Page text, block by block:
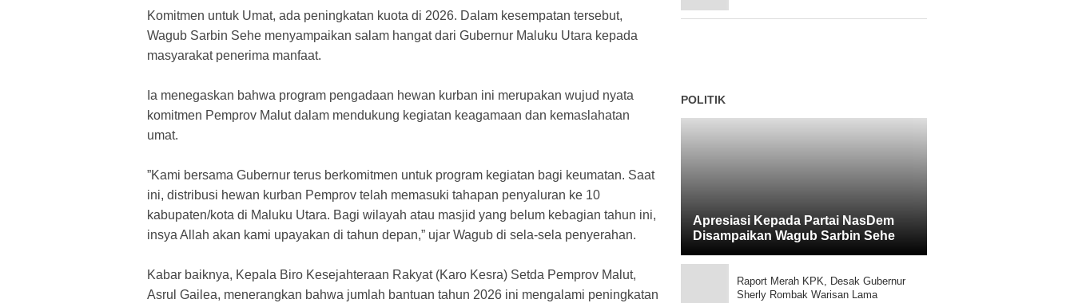
​Komitmen untuk Umat, ada peningkatan kuota di 2026. Dalam kesempatan tersebut,
Wagub Sarbin Sehe menyampaikan salam hangat dari Gubernur Maluku Utara kepada
masyarakat penerima manfaat.
Ia menegaskan bahwa program pengadaan hewan kurban ini merupakan wujud nyata
komitmen Pemprov Malut dalam mendukung kegiatan keagamaan dan kemaslahatan
umat.
​”Kami bersama Gubernur terus berkomitmen untuk program kegiatan bagi keumatan. Saat
ini, distribusi hewan kurban Pemprov telah memasuki tahapan penyaluran ke 10
kabupaten/kota di Maluku Utara. Bagi wilayah atau masjid yang belum kebagian tahun ini,
insya Allah akan kami upayakan di tahun depan,” ujar Wagub di sela-sela penyerahan.
​Kabar baiknya, Kepala Biro Kesejahteraan Rakyat (Karo Kesra) Setda Pemprov Malut,
Asrul Gailea, menerangkan bahwa jumlah bantuan tahun 2026 ini mengalami peningkatan
POLITIK
Apresiasi Kepada Partai NasDem
Disampaikan Wagub Sarbin Sehe
Raport Merah KPK, Desak Gubernur
Sherly Rombak Warisan Lama